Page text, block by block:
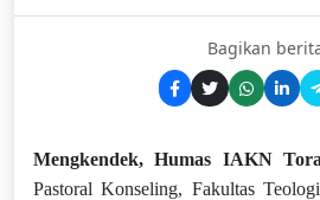
Bagikan
Mengkendek, Humas IAKN
Pastoral Konseling, Fakultas